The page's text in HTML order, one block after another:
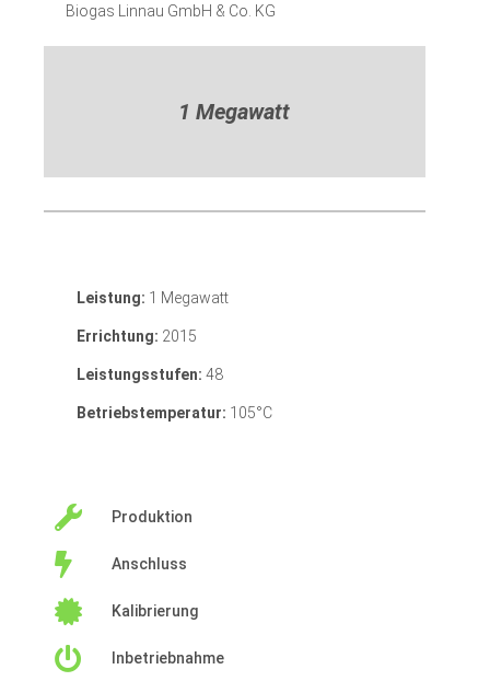
Biogas Linnau GmbH & Co. KG
1 Megawatt
Leistung: 1 Megawatt
Errichtung: 2015
Leistungsstufen: 48
Betriebstemperatur: 105°C
Produktion
Anschluss
Kalibrierung
Inbetriebnahme